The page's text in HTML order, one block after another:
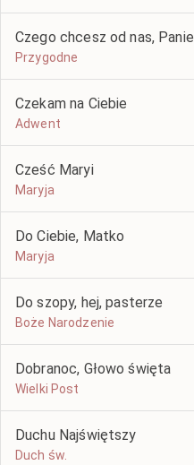
Czego chcesz od nas, Panie
Przygodne
Czekam na Ciebie
Adwent
Cześć Maryi
Maryja
Do Ciebie, Matko
Maryja
Do szopy, hej, pasterze
Boże Narodzenie
Dobranoc, Głowo święta
Wielki Post
Duchu Najświętszy
Duch św.